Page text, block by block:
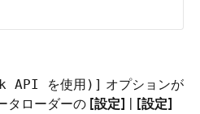
API を使用)] オプションが
タローダーの [設定]
[設定]